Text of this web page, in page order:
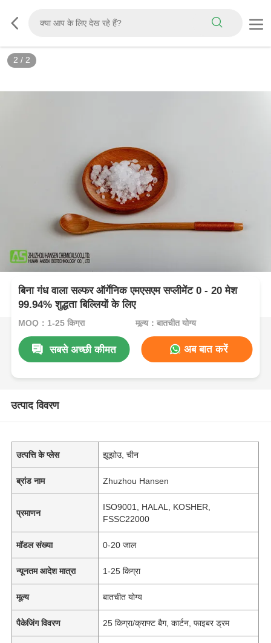
2 / 2
बिना गंध वाला सल्फर ऑर्गेनिक एमएसएम सप्लीमेंट 0 - 20 मेश
99.94% शुद्धता बिल्लियों के लिए
MOQ：1-25 किग्रा मूल्य：बातचीत योग्य
सबसे अच्छी कीमत अब बात करें
उत्पाद विवरण
उत्पत्ति के प्लेस झूझोउ, चीन
ब्रांड नाम Zhuzhou Hansen
प्रमाणन
ISO9001, HALAL, KOSHER,
FSSC22000
मॉडल संख्या 0-20 जाल
न्यूनतम आदेश मात्रा 1-25 किग्रा
मूल्य बातचीत योग्य
पैकेजिंग विवरण 25 किग्रा/क्राफ्ट बैग, कार्टन, फाइबर ड्रम